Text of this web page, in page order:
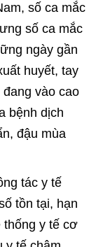
số ca mắc
số ca mắc
ngày gần
huyết, tay
vào cao
bệnh dịch
đậu mùa
tác y tế
tồn tại, hạn
thống y tế cơ